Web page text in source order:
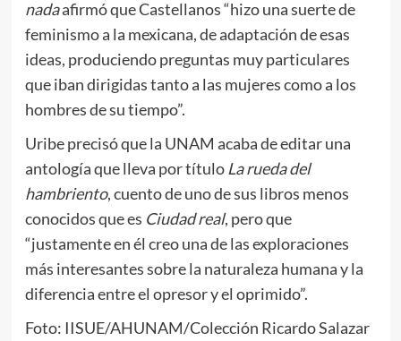
nadaafirmó que Castellanos “hizo una suerte de
feminismo a la mexicana, de adaptación de esas
ideas, produciendo preguntas muy particulares
que iban dirigidas tanto a las mujeres como a los
hombres de su tiempo”.
Uribe precisó que la UNAM acaba de editar una
antología que lleva por título La rueda del
hambriento, cuento de uno de sus libros menos
conocidos que es Ciudad real, pero que
“justamente en él creo una de las exploraciones
más interesantes sobre la naturaleza humana y la
diferencia entre el opresor y el oprimido”.
Foto: IISUE/AHUNAM/Colección Ricardo Salazar